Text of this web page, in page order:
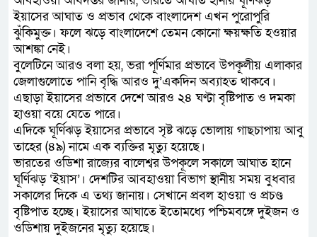
ইয়াসের আঘাত ও প্রভাব থেকে বাংলাদেশ এখন পুরোপুরি
ঝুঁকিমুক্ত। ফলে ঝড়ে বাংলাদেশে তেমন কোনো ক্ষয়ক্ষতি হওয়ার
আশঙ্কা নেই।
বুলেটিনে আরও বলা হয়, ভরা পূর্ণিমার প্রভাবে উপকূলীয় এলাকার
জেলাগুলোতে পানি বৃদ্ধি আরও দু’একদিন অব্যাহত থাকবে।
এছাড়া ইয়াসের প্রভাবে দেশে আরও ২৪ ঘণ্টা বৃষ্টিপাত ও দমকা
হাওয়া বয়ে যেতে পারে।
এদিকে ঘূর্ণিঝড় ইয়াসের প্রভাবে সৃষ্ট ঝড়ে ভোলায় গাছচাপায় আবু
তাহের (৪৯) নামে এক ব্যক্তির মৃত্যু হয়েছে।
ভারতের ওডিশা রাজ্যের বালেশ্বর উপকূলে সকালে আঘাত হানে
ঘূর্ণিঝড় ‘ইয়াস’। দেশটির আবহাওয়া বিভাগ স্থানীয় সময় বুধবার
সকালের দিকে এ তথ্য জানায়। সেখানে প্রবল হাওয়া ও প্রচণ্ড
বৃষ্টিপাত হচ্ছে। ইয়াসের আঘাতে ইতোমধ্যে পশ্চিমবঙ্গে দুইজন ও
ওডিশায় দুইজনের মৃত্যু হয়েছে।